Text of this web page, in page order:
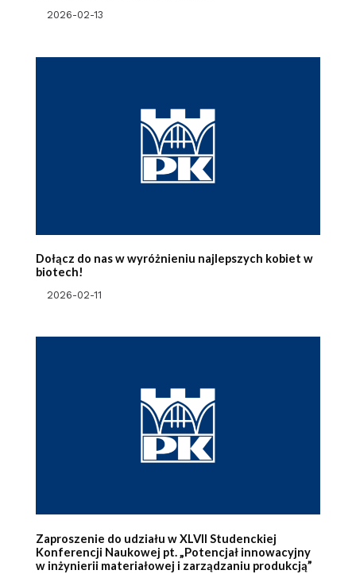
2026-02-13
Dołącz do nas w wyróżnieniu najlepszych kobiet w
biotech!
2026-02-11
Zaproszenie do udziału w XLVII Studenckiej
Konferencji Naukowej pt. „Potencjał innowacyjny
w inżynierii materiałowej i zarządzaniu produkcją”